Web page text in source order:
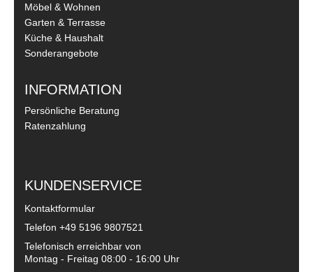
Möbel & Wohnen
Garten & Terrasse
Küche & Haushalt
Sonderangebote
INFORMATION
Persönliche Beratung
Ratenzahlung
KUNDENSERVICE
Kontaktformular
Telefon +49 5196 9807521
Telefonisch erreichbar von
Montag - Freitag 08:00 - 16:00 Uhr